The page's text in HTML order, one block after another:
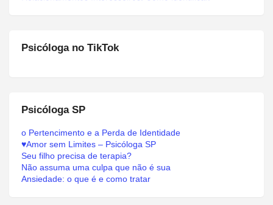
Psicóloga no TikTok
Psicóloga SP
o Pertencimento e a Perda de Identidade
♥Amor sem Limites – Psicóloga SP
Seu filho precisa de terapia?
Não assuma uma culpa que não é sua
Ansiedade: o que é e como tratar